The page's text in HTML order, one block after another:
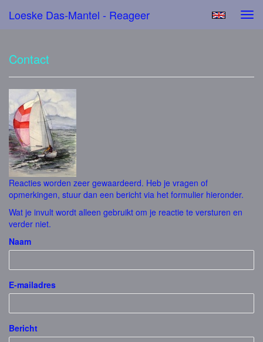
Loeske Das-Mantel - Reageer
Contact
Reacties worden zeer gewaardeerd. Heb je vragen of
opmerkingen, stuur dan een bericht via het formulier hieronder.
Wat je invult wordt alleen gebruikt om je reactie te versturen en
verder niet.
Naam
E-mailadres
Bericht